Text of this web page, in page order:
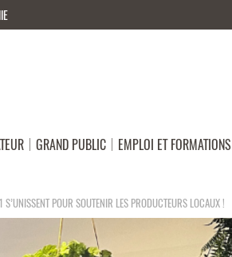
GRAND PUBLIC EMPLOI ET FORMATIONS
POUR SOUTENIR LES PRODUCTEURS LOCAUX !